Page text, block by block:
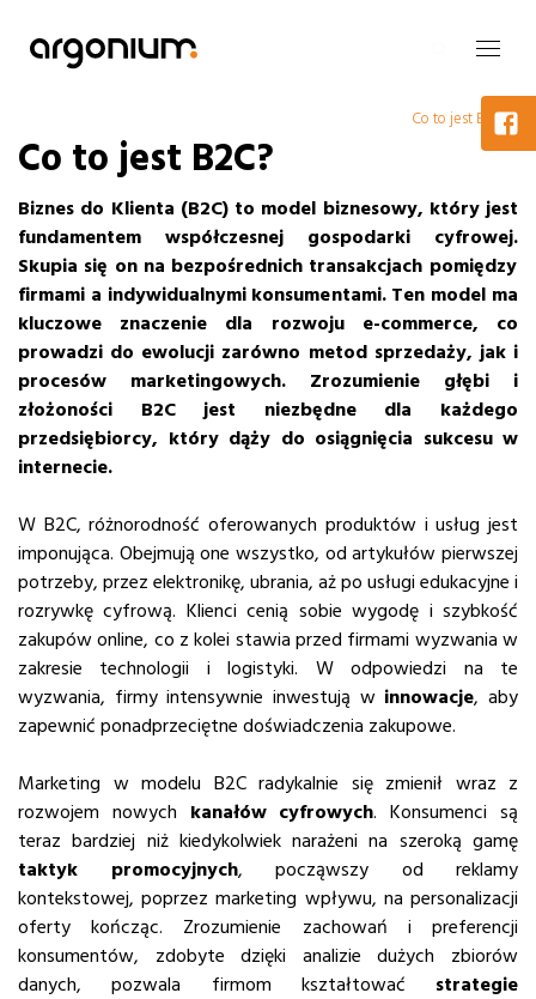
Co to jest B2C?
Co to jest B2C?
Biznes do Klienta (B2C) to model biznesowy, który jest
fundamentem współczesnej gospodarki cyfrowej.
Skupia się on na bezpośrednich transakcjach pomiędzy
firmami a indywidualnymi konsumentami. Ten model ma
kluczowe znaczenie dla rozwoju e-commerce, co
prowadzi do ewolucji zarówno metod sprzedaży, jak i
procesów marketingowych. Zrozumienie głębi i
złożoności B2C jest niezbędne dla każdego
przedsiębiorcy, który dąży do osiągnięcia sukcesu w
internecie.
W B2C, różnorodność oferowanych produktów i usług jest
imponująca. Obejmują one wszystko, od artykułów pierwszej
potrzeby, przez elektronikę, ubrania, aż po usługi edukacyjne i
rozrywkę cyfrową. Klienci cenią sobie wygodę i szybkość
zakupów online, co z kolei stawia przed firmami wyzwania w
zakresie technologii i logistyki. W odpowiedzi na te
wyzwania, firmy intensywnie inwestują w innowacje, aby
zapewnić ponadprzeciętne doświadczenia zakupowe.
Marketing w modelu B2C radykalnie się zmienił wraz z
rozwojem nowych kanałów cyfrowych. Konsumenci są
teraz bardziej niż kiedykolwiek narażeni na szeroką gamę
taktyk promocyjnych, począwszy od reklamy
kontekstowej, poprzez marketing wpływu, na personalizacji
oferty kończąc. Zrozumienie zachowań i preferencji
konsumentów, zdobyte dzięki analizie dużych zbiorów
danych, pozwala firmom kształtować strategie